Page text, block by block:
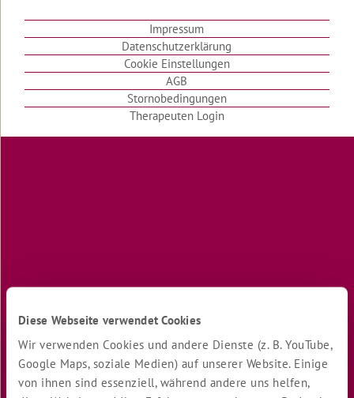
Diese Webseite verwendet Cookies
Wir verwenden Cookies und andere Dienste (z. B. YouTube,
Google Maps, soziale Medien) auf unserer Website. Einige
von ihnen sind essenziell, während andere uns helfen,
gegessen...
Angler
Das
schöne
Herz
Ein
gutes
Urteil
Brot
Impressum
Datenschutzerklärung
Cookie Einstellungen
AGB
Stornobedingungen
Therapeuten Login